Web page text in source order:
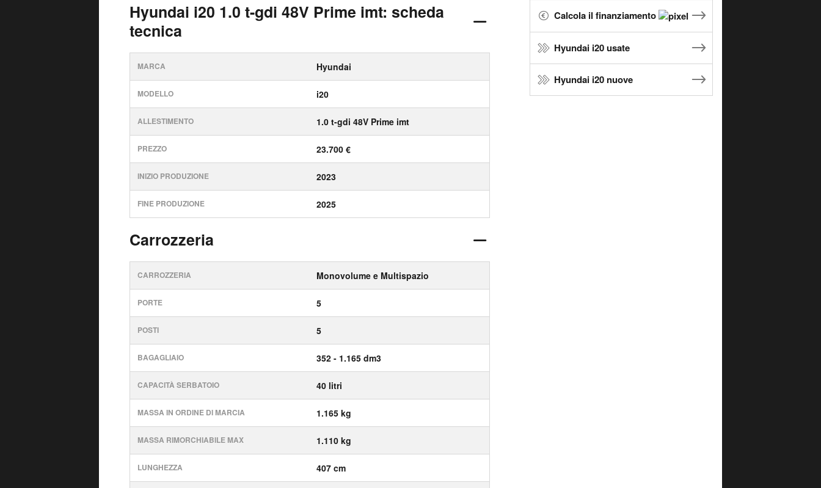
Hyundai i20 1.0 t-gdi 48V Prime imt: scheda
tecnica
MARCA Hyundai
MODELLO i20
ALLESTIMENTO 1.0 t-gdi 48V Prime imt
PREZZO 23.700 €
INIZIO PRODUZIONE 2023
FINE PRODUZIONE 2025
Carrozzeria
CARROZZERIA Monovolume e Multispazio
PORTE 5
POSTI 5
BAGAGLIAIO 352 - 1.165 dm3
CAPACITÀ SERBATOIO 40 litri
MASSA IN ORDINE DI MARCIA 1.165 kg
MASSA RIMORCHIABILE MAX 1.110 kg
LUNGHEZZA 407 cm
Calcola il finanziamento
Hyundai i20 usate
Hyundai i20 nuove